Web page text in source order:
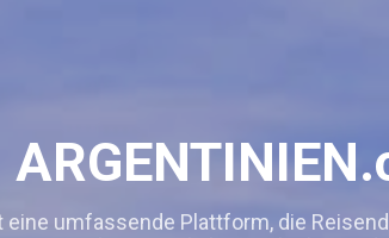
umfassende Plattform, die